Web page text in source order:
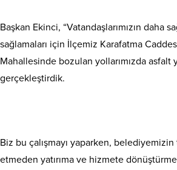
Başkan Ekinci, “Vatandaşlarımızın daha
sağlamaları için İlçemiz Karafatma
Mahallesinde bozulan yollarımızda asfalt
gerçekleştirdik.
Biz bu çalışmayı yaparken,
etmeden yatırıma ve hizmete